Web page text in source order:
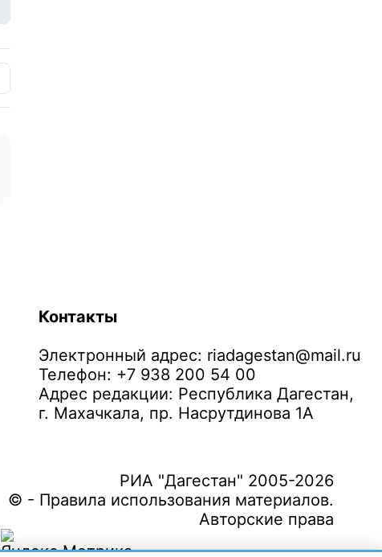
Контакты
Электронный адрес: riadagestan@mail.ru
Телефон: +7 938 200 54 00
Адрес редакции: Республика Дагестан,
г. Махачкала, пр. Насрутдинова 1А
РИА "Дагестан" 2005-2026
© - Правила использования материалов.
Авторские права